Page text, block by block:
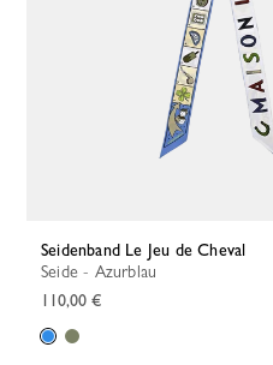
Seidenband Le Jeu de Cheval
Seide - Azurblau
110,00 €